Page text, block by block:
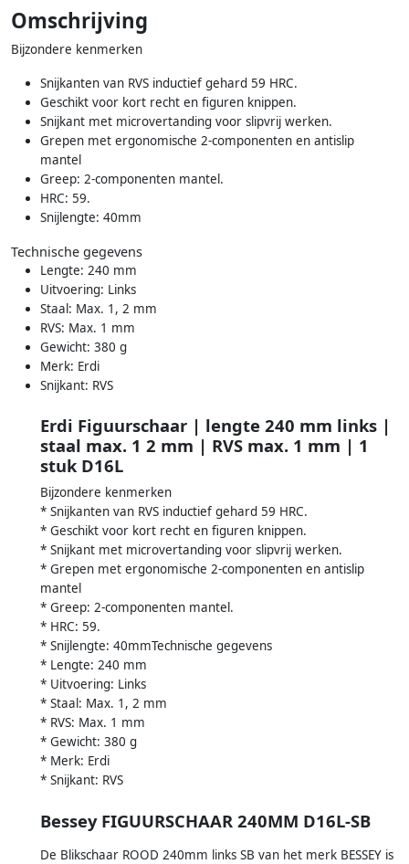
Omschrijving
Bijzondere kenmerken
Snijkanten van RVS inductief gehard 59 HRC.
Geschikt voor kort recht en figuren knippen.
Snijkant met microvertanding voor slipvrij werken.
Grepen met ergonomische 2-componenten en antislip
mantel
Greep: 2-componenten mantel.
HRC: 59.
Snijlengte: 40mm
Technische gegevens
Lengte: 240 mm
Uitvoering: Links
Staal: Max. 1, 2 mm
RVS: Max. 1 mm
Gewicht: 380 g
Merk: Erdi
Snijkant: RVS
Erdi Figuurschaar | lengte 240 mm links |
staal max. 1 2 mm | RVS max. 1 mm | 1
stuk D16L
Bijzondere kenmerken
* Snijkanten van RVS inductief gehard 59 HRC.
* Geschikt voor kort recht en figuren knippen.
* Snijkant met microvertanding voor slipvrij werken.
* Grepen met ergonomische 2-componenten en antislip
mantel
* Greep: 2-componenten mantel.
* HRC: 59.
* Snijlengte: 40mmTechnische gegevens
* Lengte: 240 mm
* Uitvoering: Links
* Staal: Max. 1, 2 mm
* RVS: Max. 1 mm
* Gewicht: 380 g
* Merk: Erdi
* Snijkant: RVS
Bessey FIGUURSCHAAR 240MM D16L-SB
De Blikschaar ROOD 240mm links SB van het merk BESSEY is